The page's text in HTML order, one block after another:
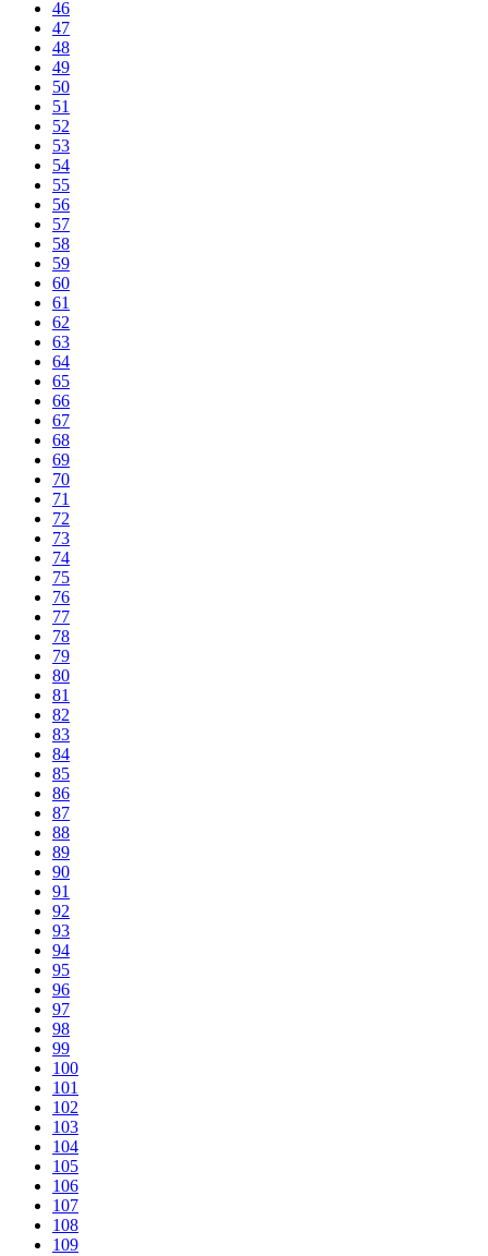
46
47
48
49
50
51
52
53
54
55
56
57
58
59
60
61
62
63
64
65
66
67
68
69
70
71
72
73
74
75
76
77
78
79
80
81
82
83
84
85
86
87
88
89
90
91
92
93
94
95
96
97
98
99
100
101
102
103
104
105
106
107
108
109